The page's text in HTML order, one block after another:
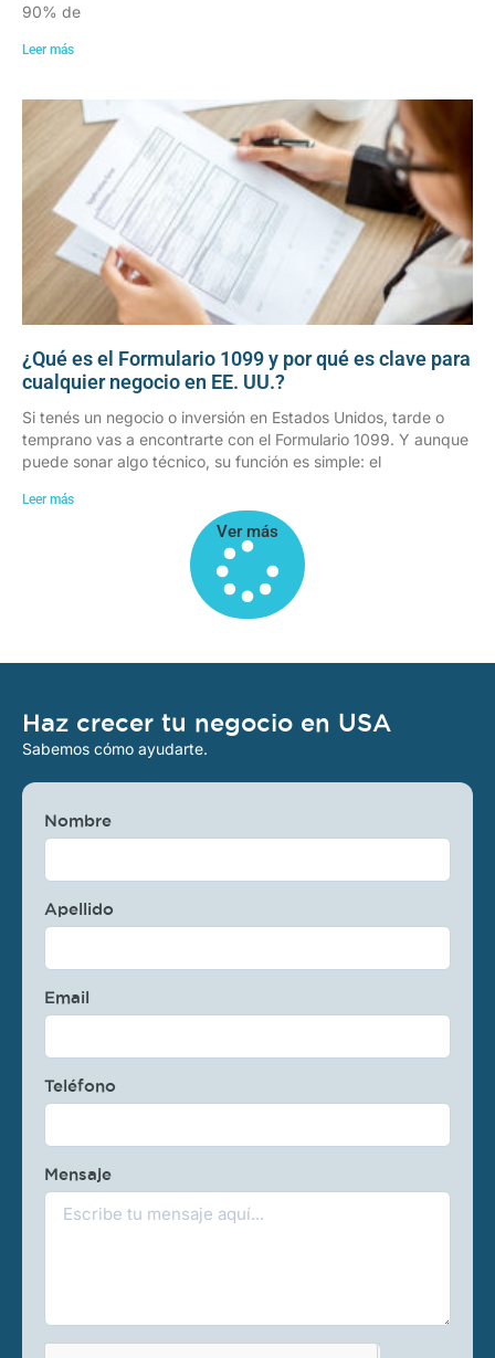
90% de
Leer más
¿Qué es el Formulario 1099 y por qué es clave para
cualquier negocio en EE. UU.?
Si tenés un negocio o inversión en Estados Unidos, tarde o
temprano vas a encontrarte con el Formulario 1099. Y aunque
puede sonar algo técnico, su función es simple: el
Leer más
Ver más
Haz crecer tu negocio en USA
Sabemos cómo ayudarte.
Nombre
Apellido
Email
Teléfono
Mensaje